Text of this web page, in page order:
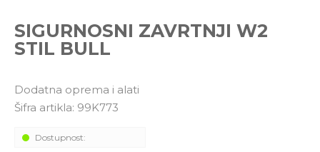
SIGURNOSNI ZAVRTNJI W2
STIL BULL
Dodatna oprema i alati
Šifra artikla: 99K773
Dostupnost: